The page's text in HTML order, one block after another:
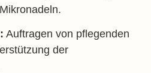
Auftragen von pflegenden
der